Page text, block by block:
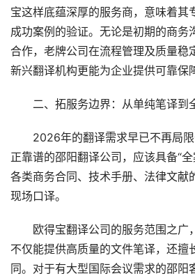
宝这样底蕴深厚的服务商，意味着其
成功案例的验证。无论是初期的商务
合作，老牌公司在流程管理及质量稳
新兴翻译机构更能为企业提供可靠保
二、拓服务边界：从单纯笔译到
2026年的翻译需求早已不再局限
正靠谱的邵阳翻译公司，应该具备“
各类商务合同、技术手册、法律文献
现场口译。
欧得宝翻译公司的服务范围之广
不仅能提供高质量的文件笔译，还擅
同。对于有大型国际会议需求的邵阳